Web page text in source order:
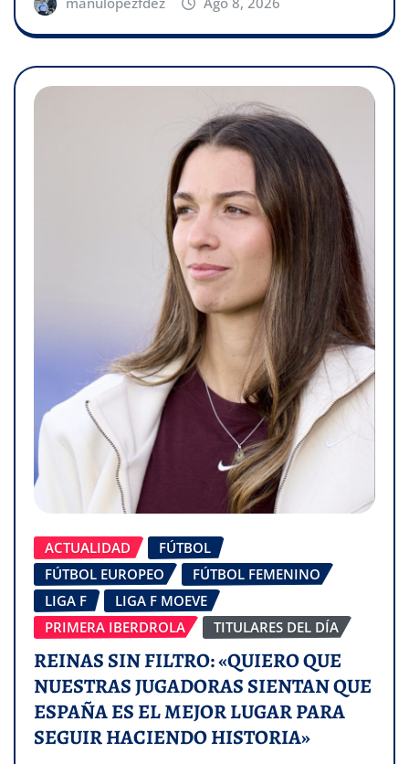
ACTUALIDAD
FÚTBOL
FÚTBOL EUROPEO
FÚTBOL FEMENINO
LIGA F
LIGA F MOEVE
PRIMERA IBERDROLA
TITULARES DEL DÍA
REINAS SIN FILTRO: «QUIERO QUE
NUESTRAS JUGADORAS SIENTAN QUE
ESPAÑA ES EL MEJOR LUGAR PARA
SEGUIR HACIENDO HISTORIA»